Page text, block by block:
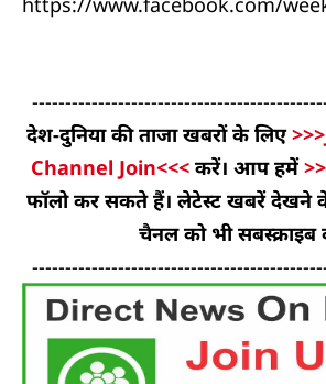
देश-दुनिया की ताजा खबरों के लिए
Channel Join<<< करें। आप हमें
फॉलो कर सकते हैं। लेटेस्ट खबरें देखने
चैनल को भी सबस्क्राइब